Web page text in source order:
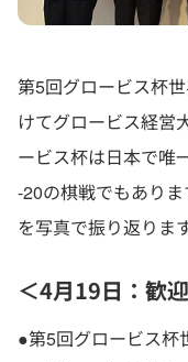
第5回グロービス杯
けてグロービス経営
ービス杯は日本で唯
-20の棋戦でもあり
を写真で振り返ります
＜4月19日：歓
●第5回グロービス杯